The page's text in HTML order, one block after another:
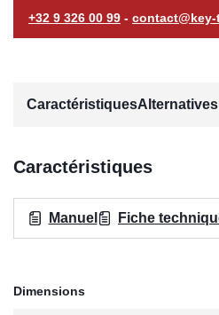
+32 9 326 00 99 -
Caractéristiques
Caractéristiques
Manuel Fiche
Dimensions